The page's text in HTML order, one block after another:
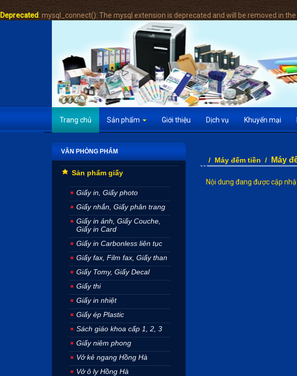
Deprecated: mysql_connect(): The mysql extension is deprecated and will be removed in
Trang chủ Sản phẩm Giới thiệu Dịch vụ Khuyến mại
VĂN PHÒNG PHẨM
Sản phẩm giấy
Giấy in, Giấy photo
Giấy nhắn, Giấy phân trang
Giấy in ảnh, Giấy Couche,
Giấy in Card
Giấy in Carbonless liên tục
Giấy fax, Film fax, Giấy than
Giấy Tomy, Giấy Decal
Giấy thi
Giấy in nhiệt
Giấy ép Plastic
Sách giáo khoa cấp 1, 2, 3
Giấy niêm phong
Vở kẻ ngang Hồng Hà
Vở ô ly Hồng Hà
/ Máy đếm tiền / Máy
Nội dung đang được cập